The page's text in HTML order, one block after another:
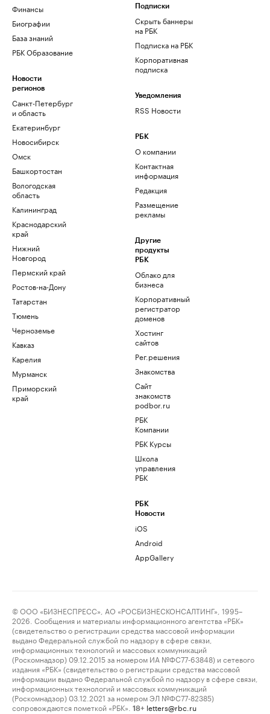
Финансы
Биографии
База знаний
РБК Образование
Новости
регионов
Санкт-Петербург
и область
Екатеринбург
Новосибирск
Омск
Башкортостан
Вологодская
область
Калининград
Краснодарский
край
Нижний
Новгород
Пермский край
Ростов-на-Дону
Татарстан
Тюмень
Черноземье
Кавказ
Карелия
Мурманск
Приморский
край
Подписки
Скрыть баннеры
на РБК
Подписка на РБК
Корпоративная
подписка
Уведомления
RSS Новости
РБК
О компании
Контактная
информация
Редакция
Размещение
рекламы
Другие
продукты
РБК
Облако для
бизнеса
Корпоративный
регистратор
доменов
Хостинг
сайтов
Рег.решения
Знакомства
Сайт
знакомств
podbor.ru
РБК
Компании
РБК Курсы
Школа
управления
РБК
РБК
Новости
iOS
Android
AppGallery
© ООО «БИЗНЕСПРЕСС», АО «РОСБИЗНЕСКОНСАЛТИНГ», 1995–
2026. Сообщения и материалы информационного агентства «РБК»
(свидетельство о регистрации средства массовой информации
выдано Федеральной службой по надзору в сфере связи,
информационных технологий и массовых коммуникаций
(Роскомнадзор) 09.12.2015 за номером ИА №ФС77-63848) и сетевого
издания «РБК» (свидетельство о регистрации средства массовой
информации выдано Федеральной службой по надзору в сфере связи,
информационных технологий и массовых коммуникаций
(Роскомнадзор) 03.12.2021 за номером ЭЛ №ФС77-82385)
сопровождаются пометкой «РБК».
18+ letters@rbc.ru